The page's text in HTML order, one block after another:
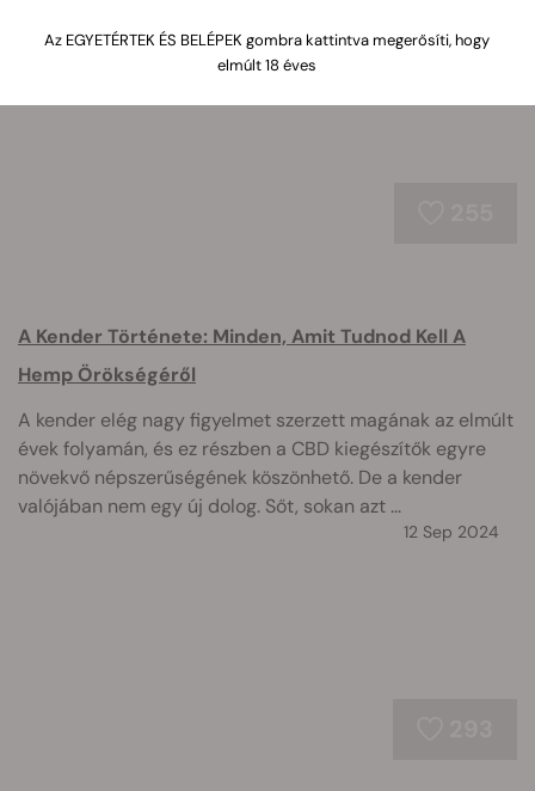
ismerjen meg mindent, ami ide tartozik.
A Kender Története: Minden, Amit Tudnod Kell A
Hemp Örökségéről
A kender elég nagy figyelmet szerzett magának az elmúlt
évek folyamán, és ez részben a CBD kiegészítők egyre
növekvő népszerűségének köszönhető. De a kender
valójában nem egy új dolog. Sőt, sokan azt ...
12 Sep 2024
Az EGYETÉRTEK ÉS BELÉPEK gombra kattintva megerősíti, hogy
elmúlt 18 éves